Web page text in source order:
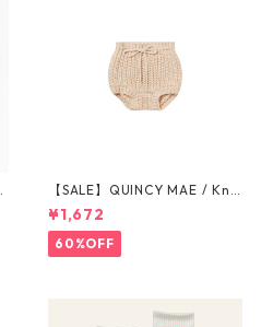
【SALE】QUINCY MAE / Knit
Tie Bloomer (12-18M/18-24
M/2-3Y)
¥1,672
60%OFF